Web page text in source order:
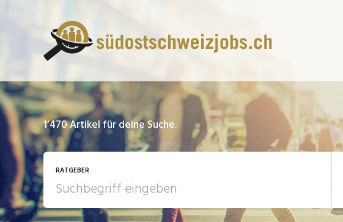
1’470Artikel für deine Suche.
RATGEBER